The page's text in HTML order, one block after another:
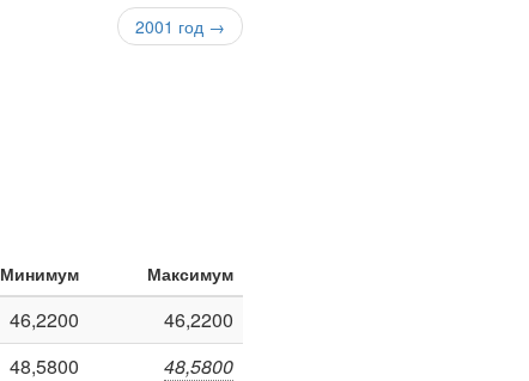
2001 год →
Минимум Максимум
46,2200
46,2200
48,5800
48,5800